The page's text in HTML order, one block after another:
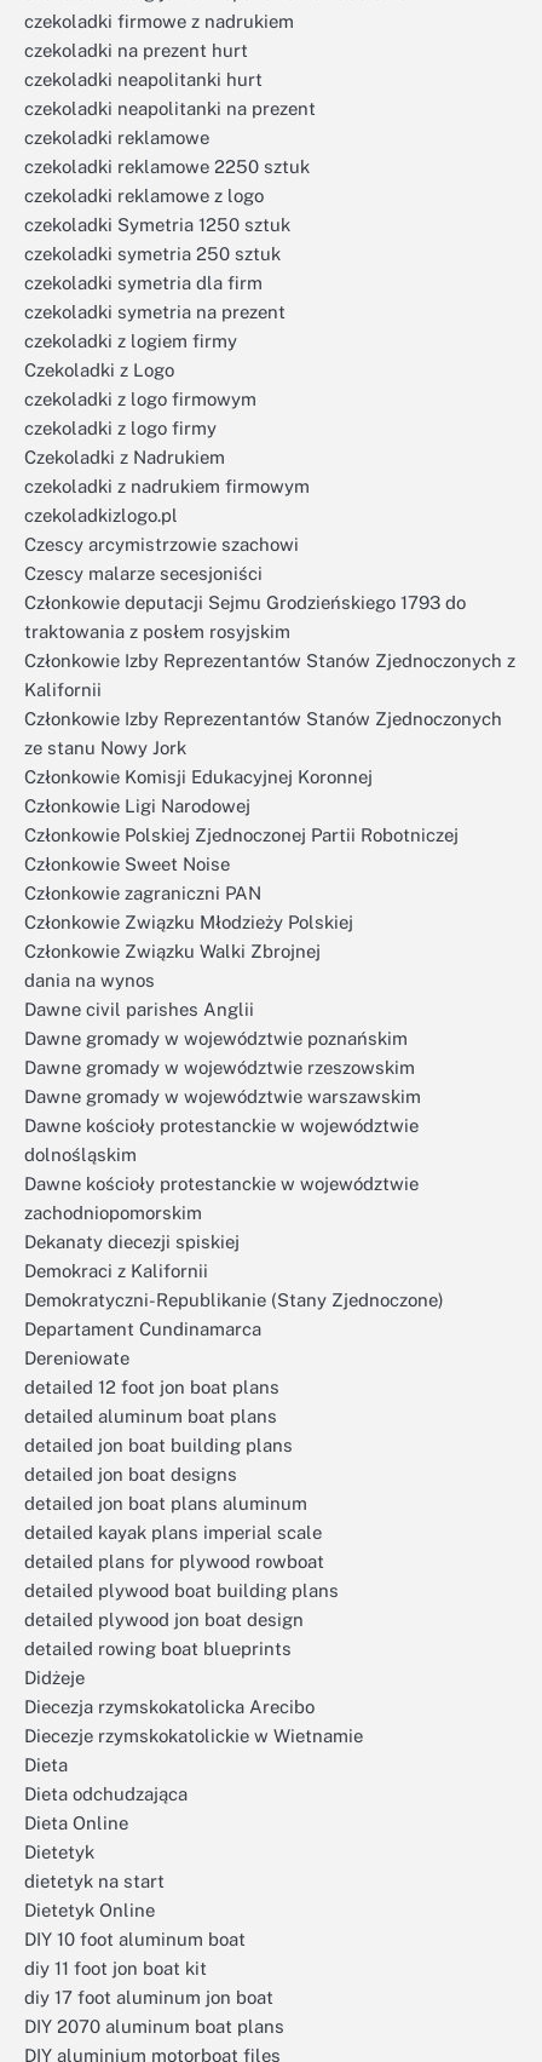
czekoladki firmowe z nadrukiem
czekoladki na prezent hurt
czekoladki neapolitanki hurt
czekoladki neapolitanki na prezent
czekoladki reklamowe
czekoladki reklamowe 2250 sztuk
czekoladki reklamowe z logo
czekoladki Symetria 1250 sztuk
czekoladki symetria 250 sztuk
czekoladki symetria dla firm
czekoladki symetria na prezent
czekoladki z logiem firmy
Czekoladki z Logo
czekoladki z logo firmowym
czekoladki z logo firmy
Czekoladki z Nadrukiem
czekoladki z nadrukiem firmowym
czekoladkizlogo.pl
Czescy arcymistrzowie szachowi
Czescy malarze secesjoniści
Członkowie deputacji Sejmu Grodzieńskiego 1793 do
traktowania z posłem rosyjskim
Członkowie Izby Reprezentantów Stanów Zjednoczonych z
Kalifornii
Członkowie Izby Reprezentantów Stanów Zjednoczonych
ze stanu Nowy Jork
Członkowie Komisji Edukacyjnej Koronnej
Członkowie Ligi Narodowej
Członkowie Polskiej Zjednoczonej Partii Robotniczej
Członkowie Sweet Noise
Członkowie zagraniczni PAN
Członkowie Związku Młodzieży Polskiej
Członkowie Związku Walki Zbrojnej
dania na wynos
Dawne civil parishes Anglii
Dawne gromady w województwie poznańskim
Dawne gromady w województwie rzeszowskim
Dawne gromady w województwie warszawskim
Dawne kościoły protestanckie w województwie
dolnośląskim
Dawne kościoły protestanckie w województwie
zachodniopomorskim
Dekanaty diecezji spiskiej
Demokraci z Kalifornii
Demokratyczni-Republikanie (Stany Zjednoczone)
Departament Cundinamarca
Dereniowate
detailed 12 foot jon boat plans
detailed aluminum boat plans
detailed jon boat building plans
detailed jon boat designs
detailed jon boat plans aluminum
detailed kayak plans imperial scale
detailed plans for plywood rowboat
detailed plywood boat building plans
detailed plywood jon boat design
detailed rowing boat blueprints
Didżeje
Diecezja rzymskokatolicka Arecibo
Diecezje rzymskokatolickie w Wietnamie
Dieta
Dieta odchudzająca
Dieta Online
Dietetyk
dietetyk na start
Dietetyk Online
DIY 10 foot aluminum boat
diy 11 foot jon boat kit
diy 17 foot aluminum jon boat
DIY 2070 aluminum boat plans
DIY aluminium motorboat files